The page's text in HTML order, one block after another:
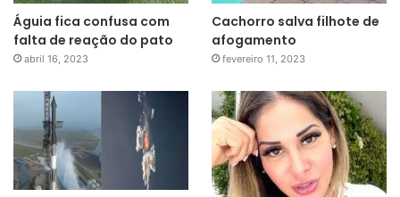
Águia fica confusa com
falta de reação do pato
abril 16, 2023
Cachorro salva filhote de
afogamento
fevereiro 11, 2023